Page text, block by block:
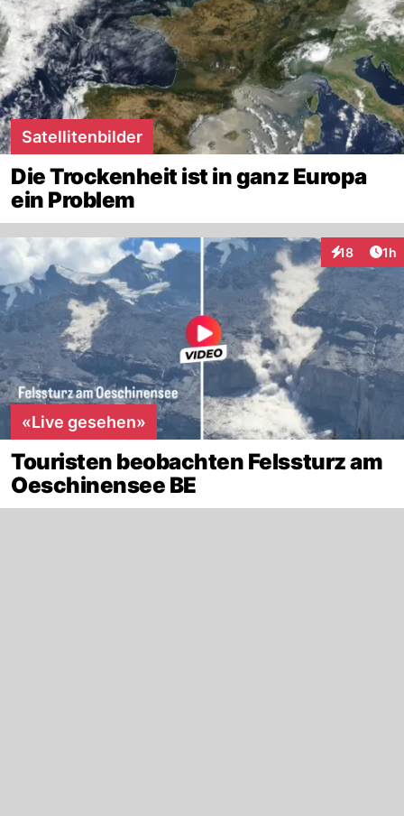
Satellitenbilder
Die Trockenheit ist in ganz Europa
ein Problem
18 1h
«Live gesehen»
Touristen beobachten Felssturz am
Oeschinensee BE